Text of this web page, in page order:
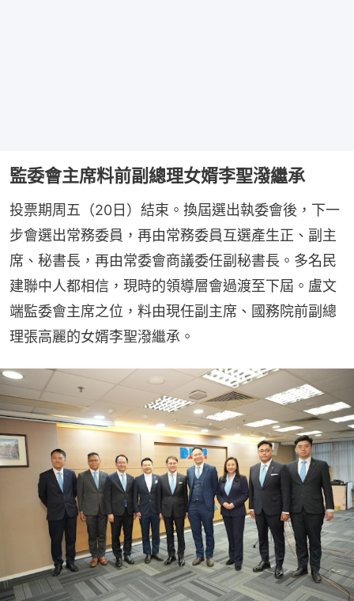
監委會主席料前副總理女婿李聖潑繼承
投票期周五（20日）結束。換屆選出執委會後，下一
步會選出常務委員，再由常務委員互選產生正、副主
席、秘書長，再由常委會商議委任副秘書長。多名民
建聯中人都相信，現時的領導層會過渡至下屆。盧文
端監委會主席之位，料由現任副主席、國務院前副總
理張高麗的女婿李聖潑繼承。